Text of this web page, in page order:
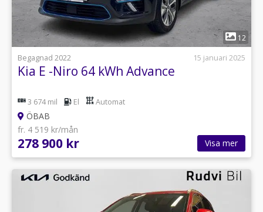
12
Begagnad 2022
15 januari 2025
Kia E -Niro 64 kWh Advance
3 674 mil El Automat
ÖBAB
fr. 4 519 kr/mån
278 900 kr Visa mer